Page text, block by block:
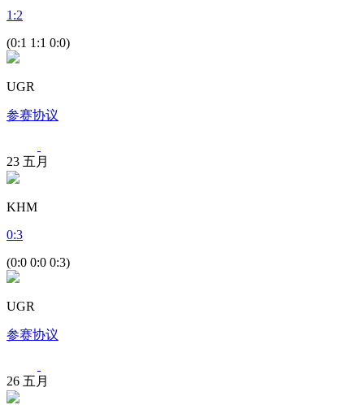
1 :2
(0:1 1:1 0:0)
UGR
参赛协议
23 五月
KHM
0:3
(0:0 0:0 0:3)
UGR
参赛协议
26 五月